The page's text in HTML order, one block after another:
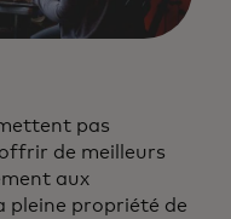
pas
de meilleurs
aux
pleine propriété de